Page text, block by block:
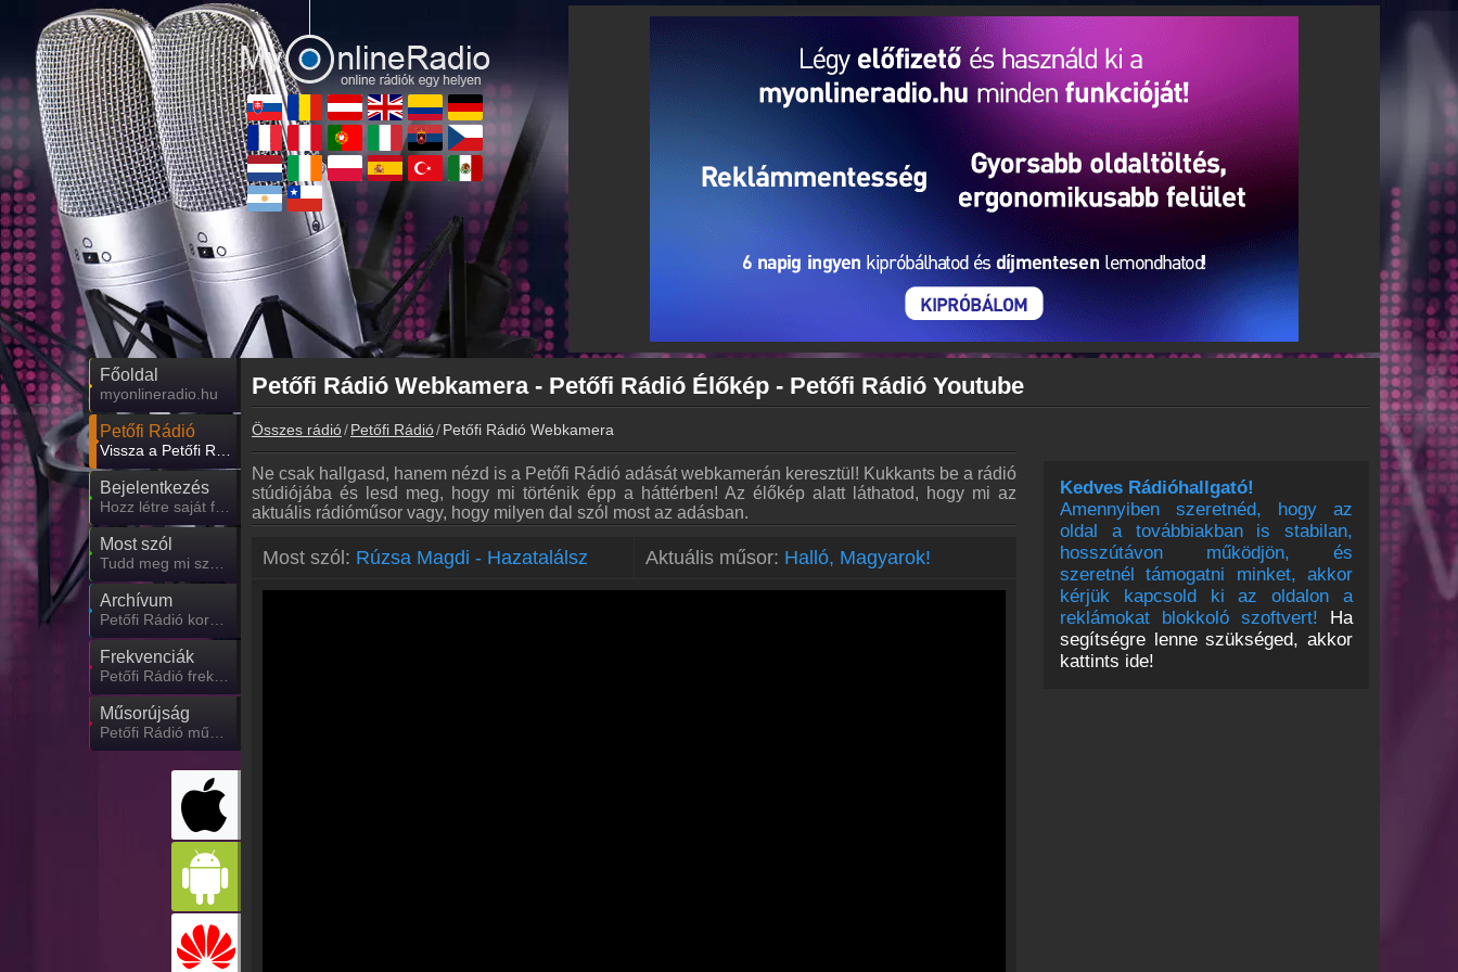
Főoldal
myonlineradio.hu
Petőfi Rádió
Bejelentkezés
Most szól
Archívum
Frekvenciák
Műsorújság
Petőfi Rádió Webkamera - Petőfi Rádió Élőkép - Petőfi Rádió Youtube
Összes rádió Petőfi Rádió Petőfi Rádió Webkamera
Kedves Rádióhallgató!
Amennyiben szeretnéd, hogy az
oldal a továbbiakban is stabilan,
hosszútávon működjön, és
szeretnél támogatni minket, akkor
kérjük kapcsold ki az oldalon a
reklámokat blokkoló szoftvert! Ha
segítségre lenne szükséged, akkor
kattints ide!
Ne csak hallgasd, hanem nézd is a Petőfi Rádió adását webkamerán keresztül! Kukkants be a rádió
stúdiójába és lesd meg, hogy mi történik épp a háttérben! Az élőkép alatt láthatod, hogy mi az
aktuális rádióműsor vagy, hogy milyen dal szól most az adásban.
Most szól: Rúzsa Magdi - Hazatalálsz Aktuális műsor: Halló, Magyarok!